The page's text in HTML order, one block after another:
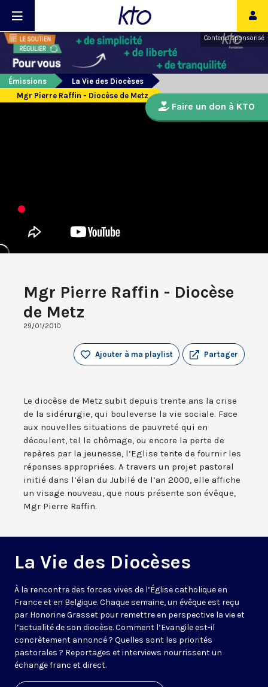
Contenu sponsorisé
Émissions
La Vie des Diocèses
Mgr Pierre Raffin - Diocèse de Metz
Mgr Pierre Raffin - Diocèse
de Metz
29/01/2010
Partager
Ajouter à ma playlist
Le diocèse de Metz subit depuis trente ans la crise
de la sidérurgie, qui bouleverse la vie sociale. Face
aux nouvelles situations de pauvreté qui en
découlent, tel le chômage, ou encore la perte de
repères par la jeunesse, l’Eglise tente de fournir les
réponses appropriées. A travers un projet pastoral
initié dans l’élan du Jubilé de l’an 2000, elle affiche
un visage nouveau, que nous présente son évêque,
Mgr Pierre Raffin.
La Vie des Diocèses
À la rencontre des forces vives de l’Église catholique en
France et en Belgique. Chaque semaine, un évêque est reçu
par Honorine Grasset pour remettre en perspective la vie et
l’actualité de son diocèse. Comment l’Evangile est-il
concrètement annoncé ? Quelles sont les priorités
pastorales ? Reportages et interviews nourrissent un
échange franc et direct.
Faire un don à KTO